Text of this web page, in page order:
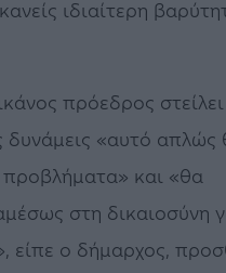
ιδιαίτερη
πρόεδρος στείλει
δυνάμεις «αυτό απλώς
προβλήματα» και «θα
στη δικαιοσύνη
είπε ο δήμαρχος,